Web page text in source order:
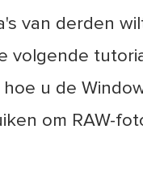
van derden
volgende
hoe u de
om RAW-